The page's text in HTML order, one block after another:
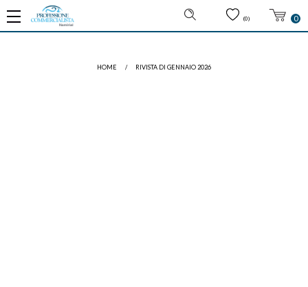
(0) 0
HOME / RIVISTA DI GENNAIO 2026